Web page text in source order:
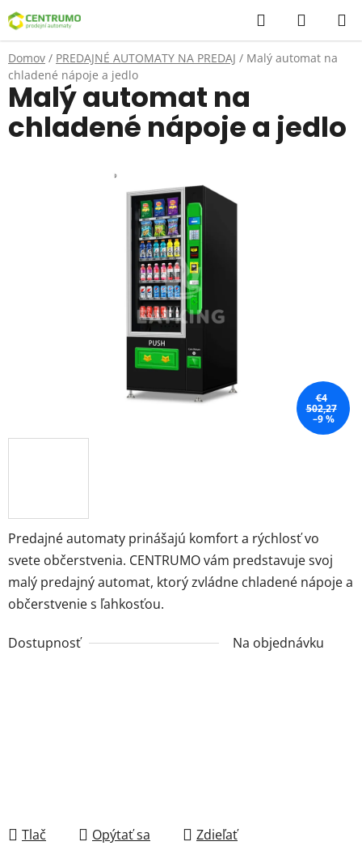
Prejsť
na
obsah
Hľadať
KOŠÍK
Domov / PREDAJNÉ AUTOMATY NA PREDAJ / Malý automat na
chladené nápoje a jedlo
Predajné automaty prinášajú komfort a rýchlosť vo
svete občerstvenia. CENTRUMO vám predstavuje svoj
malý predajný automat, ktorý zvládne chladené nápoje a
občerstvenie s ľahkosťou.
Dostupnosť Na objednávku
Tlač Opýtať sa Zdieľať
Malý automat na
chladené nápoje a jedlo
€4
502,27
–9 %